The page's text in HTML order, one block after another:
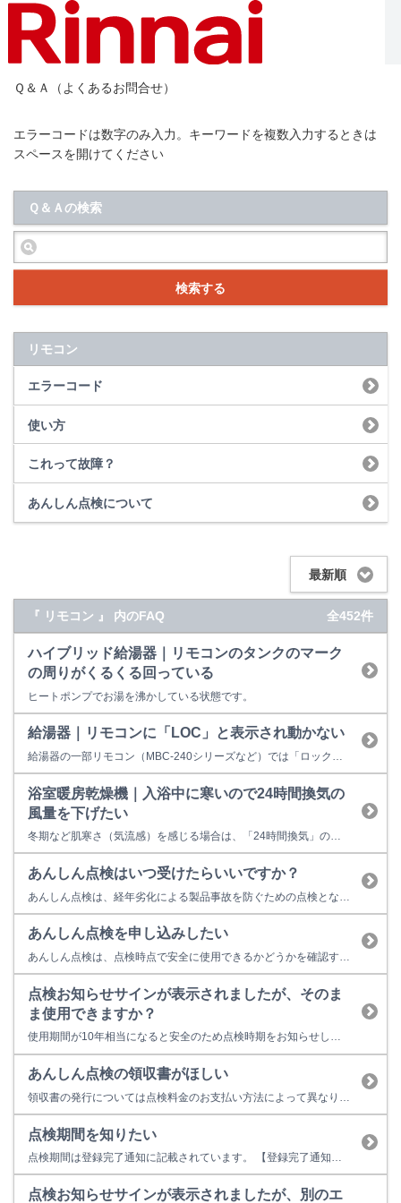
Ｑ＆Ａ（よくあるお問合せ）
エラーコードは数字のみ入力。キーワードを複数入力するときは
スペースを開けてください
Ｑ＆Ａの検索
検索する
リモコン
エラーコード
使い方
これって故障？
あんしん点検について
最新順
『 リモコン 』 内のFAQ 全452件
ハイブリッド給湯器｜リモコンのタンクのマーク
の周りがくるくる回っている
ヒートポンプでお湯を沸かしている状態です。
給湯器｜リモコンに「LOC」と表示され動かない
給湯器の一部リモコン（MBC-240シリーズなど）では「ロック機能」が搭載されています。 お年寄りや小さなお子様などが誤った操作をしないように、リモコンのスイッチをロックすることができる機能です。 「LOC」はロック中であることを表しており、エラー表示ではありません。 台所・浴室リモコンそれぞれで設定できます。 例）MBC-240Vの場合 ※設定／解除方法は、各リモコンの取扱説...
浴室暖房乾燥機｜入浴中に寒いので24時間換気の
風量を下げたい
冬期など肌寒さ（気流感）を感じる場合は、「24時間換気」の換気風量を下げて運転をすることが出来ます。 製品によって以下の２通りの方法があります。 ・脱衣室のリモコンの「24時間換気」スイッチを押すたびに「標準」「冬期」と切り替わります。 ・脱衣室のリモコンの「入 標準/弱」スイッチを押すたびに「標準」「弱」と切り替わります。 通常は「標準」でご使用ください。
あんしん点検はいつ受けたらいいですか？
あんしん点検を申し込みしたい
あんしん点検は、点検時点で安全に使用できるかどうかを確認する「製品の健康診断」のようなものです。 お困りの症状がない場合に行うもので、修理や清掃は含まれておりません。 製品に不具合がある場合は、まずは こちら から不具合内容と解決方法をご確認ください。お客様ご自身での操作で解決しない場合は、修理のお申し込みをご検討ください。 修理の申し込みは こちら 製造から10年（業務用機器は...
点検お知らせサインが表示されましたが、そのま
ま使用できますか？
使用期間が10年相当になると安全のため点検時期をお知らせします。点検お知らせ機能は故障表示ではないため、表示された状態でそのまま使用することもできますが、経年劣化に起因する製品事故を防止するため、あんしん点検をおすすめしています。点検を受けない場合は製品の取り替えをおすすめしています。 点検お知らせ機能の解除方法は こちら あんしん点検に関するお問い合わせはリンナイ保守点検コールセン...
あんしん点検の領収書がほしい
点検期間を知りたい
点検期間は登録完了通知に記載されています。 【登録完了通知 郵送】 【登録完了通知 メール】 あんしん点検に関するお問い合わせはリンナイ保守点検コールセンターまでお電話ください。 ■リンナイ 保守点検コールセンター 0120-493110 フリーダイヤル受付時間：9：00～18：00 ※土日・祝日および当社指定休日を除く 点検期間は点検のお知らせに記載されています。...
点検お知らせサインが表示されましたが、別のエ